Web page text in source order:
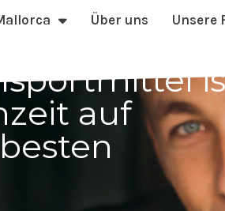
Über uns Unsere
auf